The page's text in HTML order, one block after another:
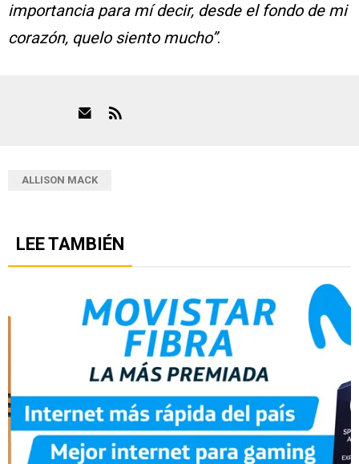
importancia para mí decir, desde el fondo de mi
corazón, quelo siento mucho”.
ALLISON MACK
LEE TAMBIÉN